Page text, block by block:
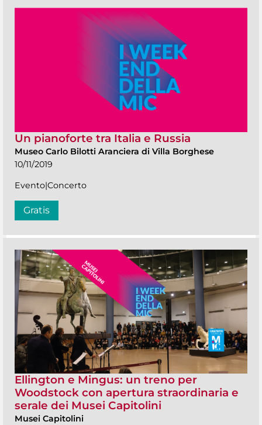
Un pianoforte tra Italia e Russia
Museo Carlo Bilotti Aranciera di Villa Borghese
10/11/2019
Evento|Concerto
Gratis
Ellington e Mingus: un treno per
Woodstock con apertura straordinaria e
serale dei Musei Capitolini
Musei Capitolini